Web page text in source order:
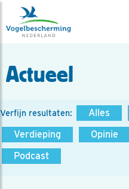
Actueel
Verfijn resultaten: Alles
Verdieping
Opinie
Podcast